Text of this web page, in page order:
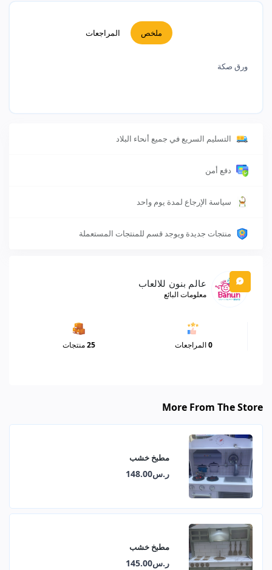
ملخص المراجعات
ورق صكة
التسليم السريع في جميع أنحاء البلاد
دفع أمن
سياسة الإرجاع لمدة يوم واحد
منتجات جديدة ويوجد قسم للمنتجات المستعملة
عالم بنون للالعاب
معلومات البائع
0المراجعات 25منتجات
More From The Store
مطبخ خشب
ر.س148.00
مطبخ خشب
ر.س145.00